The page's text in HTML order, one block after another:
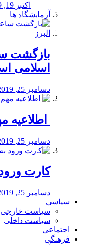
اکتبر 19, 2019
آزمایشگاه ها
بازگشت
اسلامی
دسامبر 25, 2019
اطلاعیه
دسامبر 25, 2019
کارت
دسامبر 25, 2019
سیاسی
سیاست خارجی
سیاست داخلی
اجتماعی
فرهنگی